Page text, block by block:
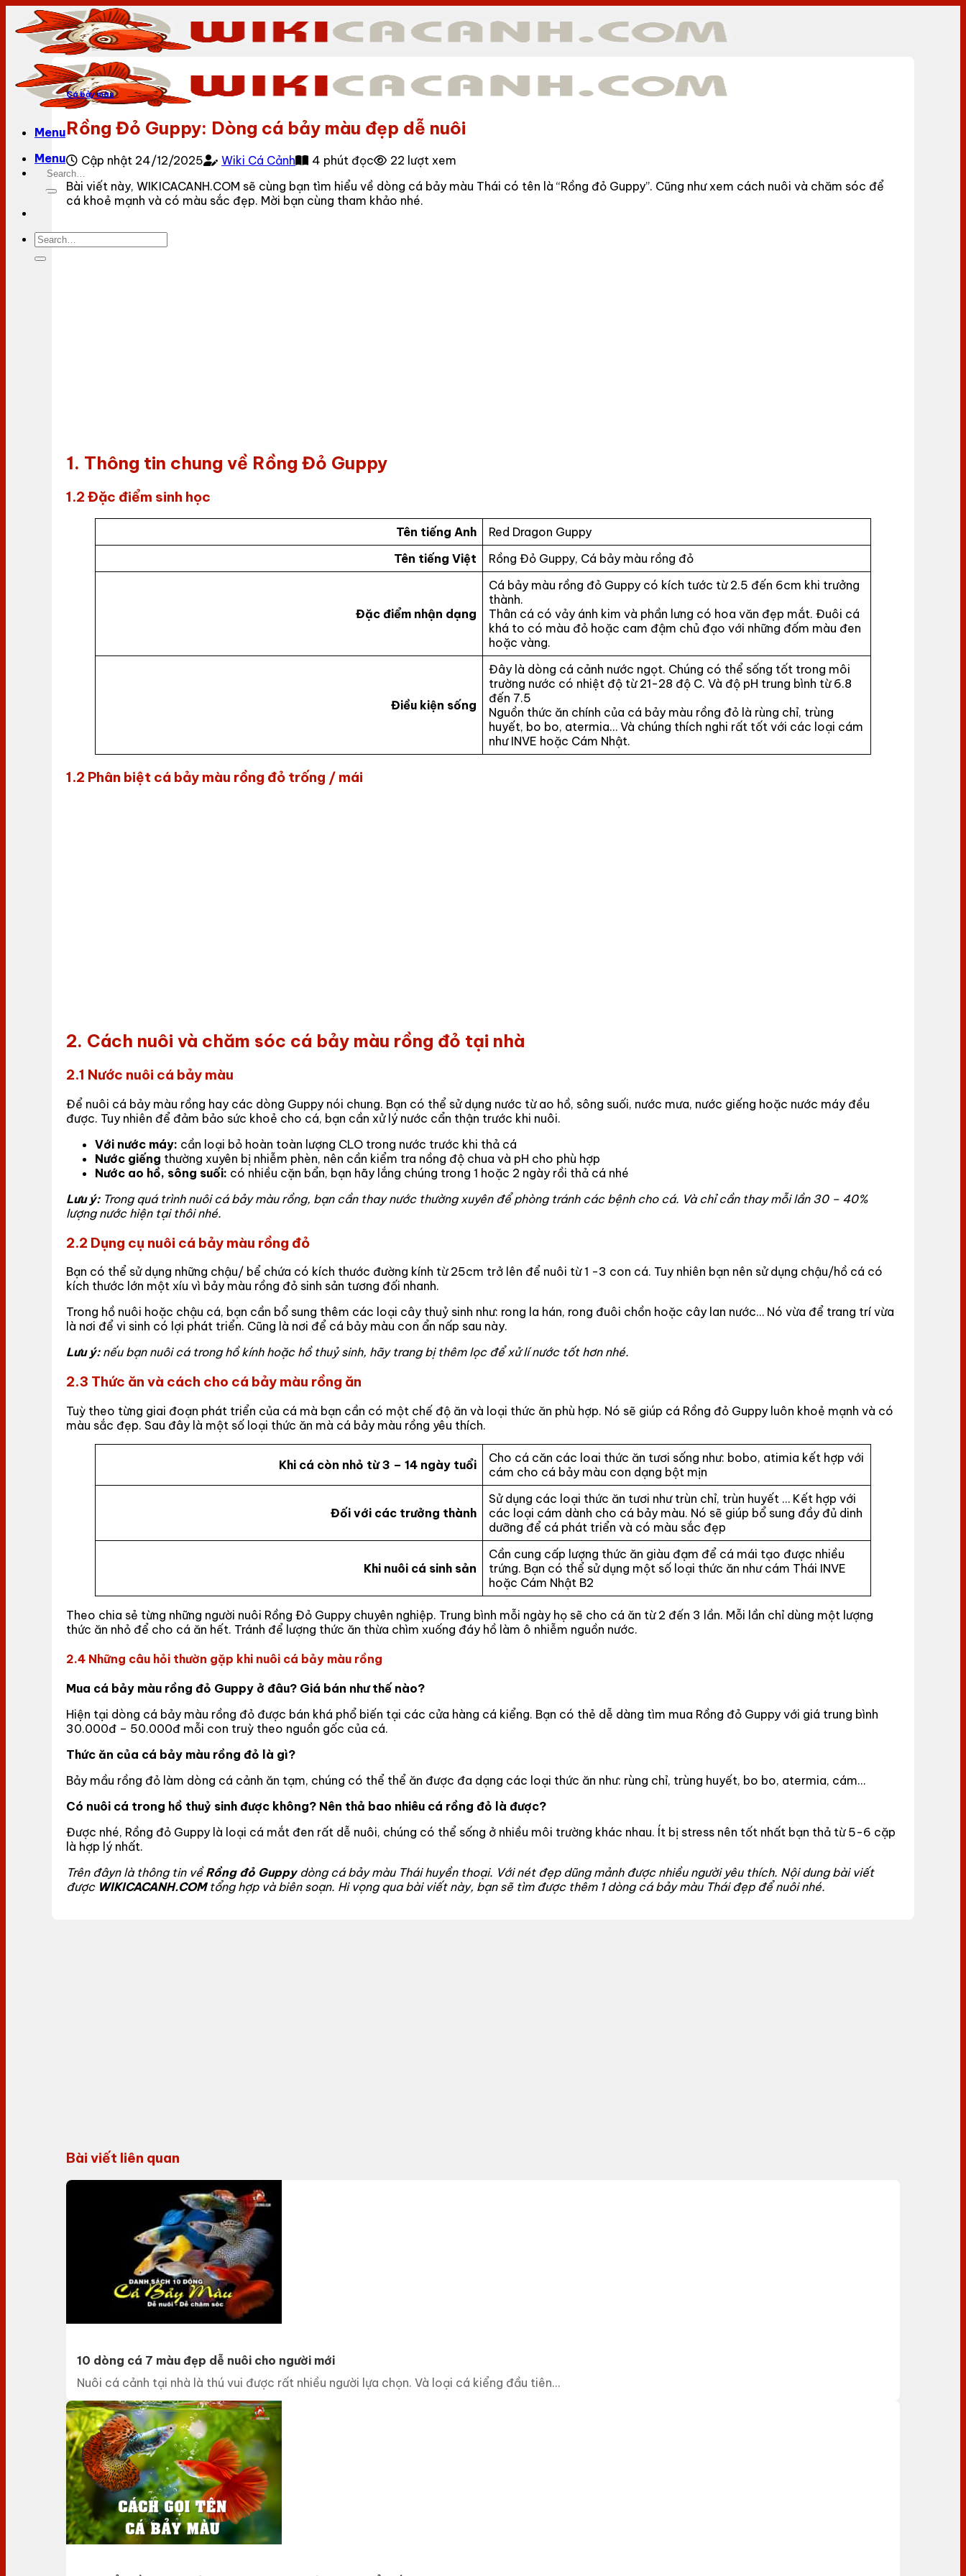
qua
Menu
Menu
Cá bảy màu
Rồng Đỏ Guppy: Dòng cá bảy màu đẹp dễ nuôi
Cập nhật 24/12/2025 Wiki Cá Cảnh 4 phút đọc
22 lượt xem
Bài viết này, WIKICACANH.COM sẽ cùng bạn tìm hiểu về dòng cá bảy màu Thái có tên là “Rồng đỏ Guppy”. Cũng như xem cách nuôi và chăm sóc để
cá khoẻ mạnh và có màu sắc đẹp. Mời bạn cùng tham khảo nhé.
1. Thông tin chung về Rồng Đỏ Guppy
1.2 Đặc điểm sinh học
Tên tiếng Anh
Red Dragon Guppy
Tên tiếng Việt
Rồng Đỏ Guppy, Cá bảy màu rồng đỏ
Đặc điểm nhận dạng
Cá bảy màu rồng đỏ Guppy có kích tước từ 2.5 đến 6cm khi trưởng
thành.
Thân cá có vảy ánh kim và phần lưng có hoa văn đẹp mắt. Đuôi cá
khá to có màu đỏ hoặc cam đậm chủ đạo với những đốm màu đen
hoặc vàng.
Điều kiện sống
Đây là dòng cá cảnh nước ngọt. Chúng có thể sống tốt trong môi
trường nước có nhiệt độ từ 21-28 độ C. Và độ pH trung bình từ 6.8
đến 7.5
Nguồn thức ăn chính của cá bảy màu rồng đỏ là rùng chỉ, trùng
huyết, bo bo, atermia… Và chúng thích nghi rất tốt với các loại cám
như INVE hoặc Cám Nhật.
1.2 Phân biệt cá bảy màu rồng đỏ trống / mái
2. Cách nuôi và chăm sóc cá bảy màu rồng đỏ tại nhà
2.1 Nước nuôi cá bảy màu
Để nuôi cá bảy màu rồng hay các dòng Guppy nói chung. Bạn có thể sử dụng nước từ ao hồ, sông suối, nước mưa, nước giếng hoặc nước máy đều
được. Tuy nhiên để đảm bảo sức khoẻ cho cá, bạn cần xử lý nước cẩn thận trước khi nuôi.
Với nước máy: cần loại bỏ hoàn toàn lượng CLO trong nước trước khi thả cá
Nước giếng thường xuyên bị nhiễm phèn, nên cần kiểm tra nồng độ chua và pH cho phù hợp
Nước ao hồ, sông suối: có nhiều cặn bẩn, bạn hãy lắng chúng trong 1 hoặc 2 ngày rồi thả cá nhé
Lưu ý:Trong quá trình nuôi cá bảy màu rồng, bạn cần thay nước thường xuyên để phòng tránh các bệnh cho cá. Và chỉ cần thay mỗi lần 30 – 40%
lượng nước hiện tại thôi nhé.
2.2 Dụng cụ nuôi cá bảy màu rồng đỏ
Bạn có thể sử dụng những chậu/ bể chứa có kích thước đường kính từ 25cm trở lên để nuôi từ 1 -3 con cá. Tuy nhiên bạn nên sử dụng chậu/hồ cá có
kích thước lớn một xíu vì bảy màu rồng đỏ sinh sản tương đối nhanh.
Trong hồ nuôi hoặc chậu cá, bạn cần bổ sung thêm các loại cây thuỷ sinh như: rong la hán, rong đuôi chồn hoặc cây lan nước… Nó vừa để trang trí vừa
là nơi để vi sinh có lợi phát triển. Cũng là nơi để cá bảy màu con ẩn nấp sau này.
Lưu ý:nếu bạn nuôi cá trong hồ kính hoặc hồ thuỷ sinh, hãy trang bị thêm lọc để xử lí nước tốt hơn nhé.
2.3 Thức ăn và cách cho cá bảy màu rồng ăn
Tuỳ theo từng giai đoạn phát triển của cá mà bạn cần có một chế độ ăn và loại thức ăn phù hợp. Nó sẽ giúp cá Rồng đỏ Guppy luôn khoẻ mạnh và có
màu sắc đẹp. Sau đây là một số loại thức ăn mà cá bảy màu rồng yêu thích.
Khi cá còn nhỏ từ 3 – 14 ngày tuổi
Cho cá căn các loai thức ăn tươi sống như: bobo, atimia kết hợp với
cám cho cá bảy màu con dạng bột mịn
Đối với các trưởng thành
Sử dụng các loại thức ăn tươi như trùn chỉ, trùn huyết … Kết hợp với
các loại cám dành cho cá bảy màu. Nó sẽ giúp bổ sung đầy đủ dinh
dưỡng để cá phát triển và có màu sắc đẹp
Khi nuôi cá sinh sản
Cần cung cấp lượng thức ăn giàu đạm để cá mái tạo được nhiều
trứng. Bạn có thể sử dụng một số loại thức ăn như cám Thái INVE
hoặc Cám Nhật B2
Theo chia sẻ từng những người nuôi Rồng Đỏ Guppy chuyên nghiệp. Trung bình mỗi ngày họ sẽ cho cá ăn từ 2 đến 3 lần. Mỗi lần chỉ dùng một lượng
thức ăn nhỏ để cho cá ăn hết. Tránh để lượng thức ăn thừa chìm xuống đáy hồ làm ô nhiễm nguồn nước.
2.4 Những câu hỏi thườn gặp khi nuôi cá bảy màu rồng
Mua cá bảy màu rồng đỏ Guppy ở đâu? Giá bán như thế nào?
Hiện tại dòng cá bảy màu rồng đỏ được bán khá phổ biến tại các cửa hàng cá kiểng. Bạn có thẻ dễ dàng tìm mua Rồng đỏ Guppy với giá trung bình
30.000đ – 50.000đ mỗi con truỳ theo nguồn gốc của cá.
Thức ăn của cá bảy màu rồng đỏ là gì?
Bảy mầu rồng đỏ làm dòng cá cảnh ăn tạm, chúng có thể thể ăn được đa dạng các loại thức ăn như: rùng chỉ, trùng huyết, bo bo, atermia, cám…
Có nuôi cá trong hồ thuỷ sinh được không? Nên thả bao nhiêu cá rồng đỏ là được?
Được nhé, Rồng đỏ Guppy là loại cá mắt đen rất dễ nuôi, chúng có thể sống ở nhiều môi trường khác nhau. Ít bị stress nên tốt nhất bạn thả từ 5-6 cặp
là hợp lý nhất.
Trên đâyn là thông tin vềRồng đỏ Guppydòng cá bảy màu Thái huyền thoại. Với nét đẹp dũng mảnh được nhiều người yêu thích. Nội dung bài viết
được WIKICACANH.COMtổng hợp và biên soạn. Hi vọng qua bài viết này, bạn sẽ tìm được thêm 1 dòng cá bảy màu Thái đẹp để nuôi nhé.
Bài viết liên quan
10 dòng cá 7 màu đẹp dễ nuôi cho người mới
Nuôi cá cảnh tại nhà là thú vui được rất nhiều người lựa chọn. Và loại cá kiểng đầu tiên...